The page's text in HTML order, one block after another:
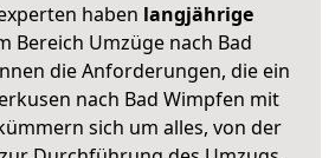
haben langjährige
Bereich Umzüge nach Bad
die Anforderungen, die ein
nach Bad Wimpfen mit
sich um alles, von der